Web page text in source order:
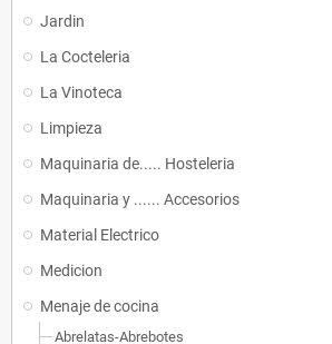
Jardin
La Cocteleria
La Vinoteca
Limpieza
Maquinaria de..... Hosteleria
Maquinaria y ...... Accesorios
Material Electrico
Medicion
Menaje de cocina
Abrelatas-Abrebotes